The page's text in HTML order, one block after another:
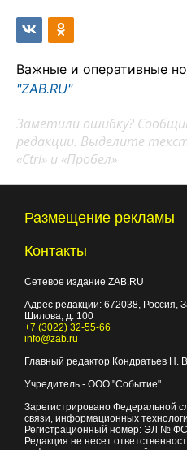
Важные и оперативные
"ZAB.RU"
Заметили ошибку?
редакции. Выделите
«Ctrl» и «Пробел»
Размещение рекламы
Контакты
Сетевое издание ZAB.RU
Адрес редакции: 672038, Россия,
Шилова, д. 100
+7 (3022) 32-55-66
info@zab.ru
Главный редактор Кондратьев Н.
Учредитель - ООО "Событие"
Зарегистрировано Федеральной
связи, информационных
Регистрационный номер: ЭЛ №
Редакция не несет